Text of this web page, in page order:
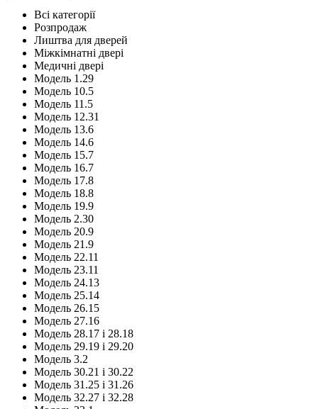
Всі категорії
Розпродаж
Лиштва для дверей
Міжкімнатні двері
Медичні двері
Модель 1.29
Модель 10.5
Модель 11.5
Модель 12.31
Модель 13.6
Модель 14.6
Модель 15.7
Модель 16.7
Модель 17.8
Модель 18.8
Модель 19.9
Модель 2.30
Модель 20.9
Модель 21.9
Модель 22.11
Модель 23.11
Модель 24.13
Модель 25.14
Модель 26.15
Модель 27.16
Модель 28.17 і 28.18
Модель 29.19 і 29.20
Модель 3.2
Модель 30.21 і 30.22
Модель 31.25 і 31.26
Модель 32.27 і 32.28